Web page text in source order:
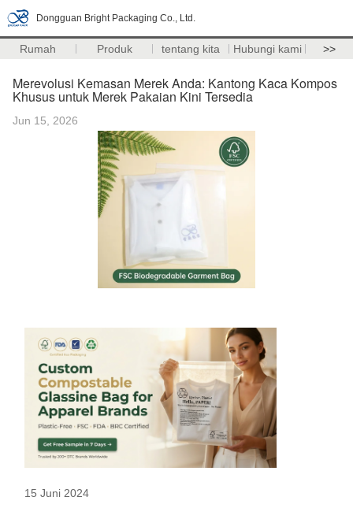
Dongguan Bright Packaging Co., Ltd.
Rumah Produk tentang kita Hubungi kami >>
Merevolusi Kemasan Merek Anda: Kantong Kaca Kompos
Khusus untuk Merek Pakaian Kini Tersedia
Jun 15, 2026
15 Juni 2024